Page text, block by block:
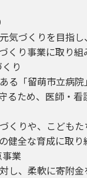
気づくりを目指
り事業に取り組
り
る「留萌市立病
るため、医師・看
くりや、こども
健全な育成に取り
業
、柔軟に寄附金